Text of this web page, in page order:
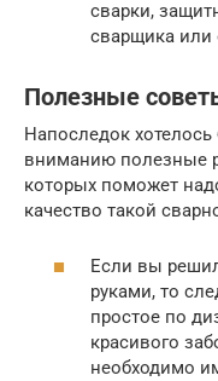
сварки,
сварщика или
Полезные
Напоследок
вниманию полезные
которых поможет
качество такой
Если вы
руками, то
простое по
красивого
необходимо